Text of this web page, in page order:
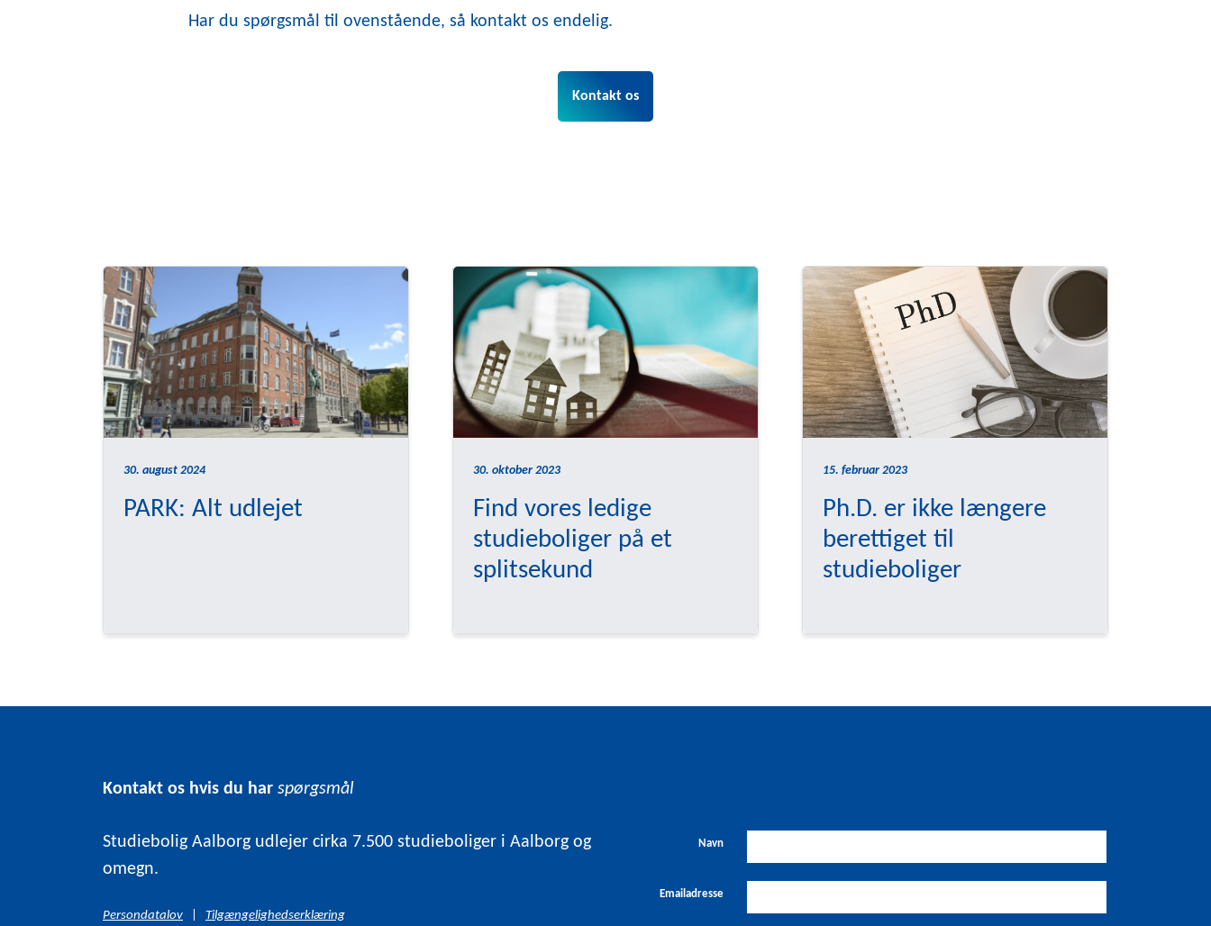
Har du spørgsmål til ovenstående, så kontakt os endelig.
Kontakt os
30. august 2024
PARK: Alt udlejet
30. oktober 2023
Find vores ledige
studieboliger på et
splitsekund
15. februar 2023
Ph.D. er ikke længere
berettiget til
studieboliger
Kontakt os hvis du har spørgsmål
Studiebolig Aalborg udlejer cirka 7.500 studieboliger i Aalborg og
omegn.
Persondatalov Tilgængelighedserklæring
Navn
Emailadresse